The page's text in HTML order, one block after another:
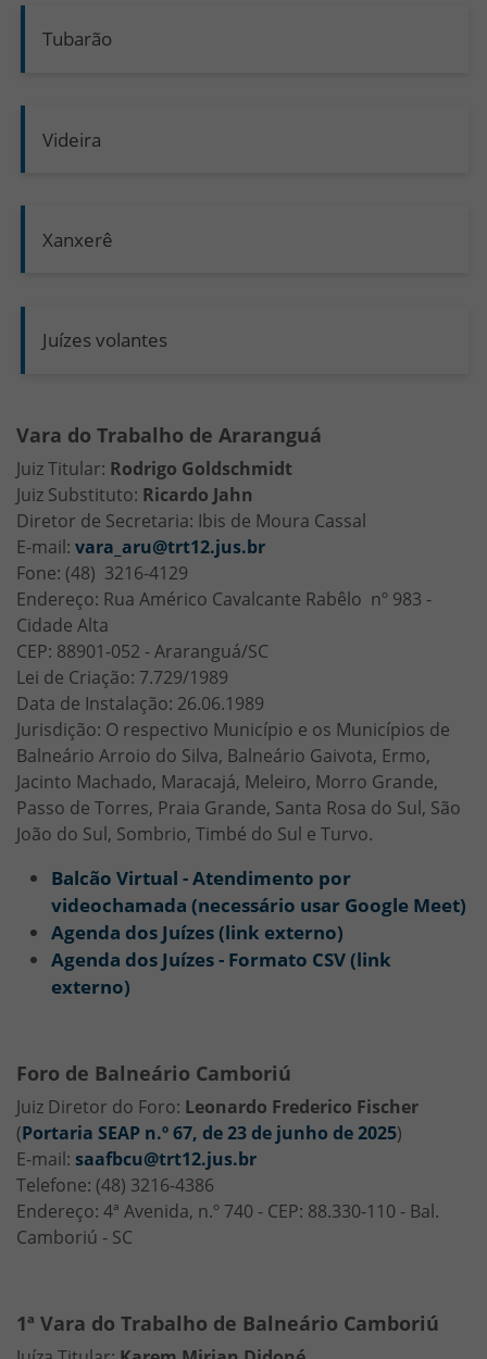
Tubarão
Videira
Xanxerê
Juízes volantes
Informações das Varas e Foros do Trabalho
HTML
Vara do Trabalho de Araranguá
Juiz Titular: Rodrigo Goldschmidt
Juiz Substituto: Ricardo Jahn
Diretor de Secretaria: Ibis de Moura Cassal
E-mail: vara_aru@trt12.jus.br
Fone: (48) 3216-4129
Endereço: Rua Américo Cavalcante Rabêlo nº 983 -
Cidade Alta
CEP: 88901-052 - Araranguá/SC
Lei de Criação: 7.729/1989
Data de Instalação: 26.06.1989
Jurisdição: O respectivo Município e os Municípios de
Balneário Arroio do Silva, Balneário Gaivota, Ermo,
Jacinto Machado, Maracajá, Meleiro, Morro Grande,
Passo de Torres, Praia Grande, Santa Rosa do Sul, São
João do Sul, Sombrio, Timbé do Sul e Turvo.
Balcão Virtual - Atendimento por
videochamada (necessário usar Google Meet)
Agenda dos Juízes (link externo)
Agenda dos Juízes - Formato CSV (link
externo)
Foro de Balneário Camboriú
Juiz Diretor do Foro: Leonardo Frederico Fischer
(Portaria SEAP n.º 67, de 23 de junho de 2025)
E-mail: saafbcu@trt12.jus.br
Telefone: (48) 3216-4386
Endereço: 4ª Avenida, n.º 740 - CEP: 88.330-110 - Bal.
Camboriú - SC
1ª Vara do Trabalho de Balneário Camboriú